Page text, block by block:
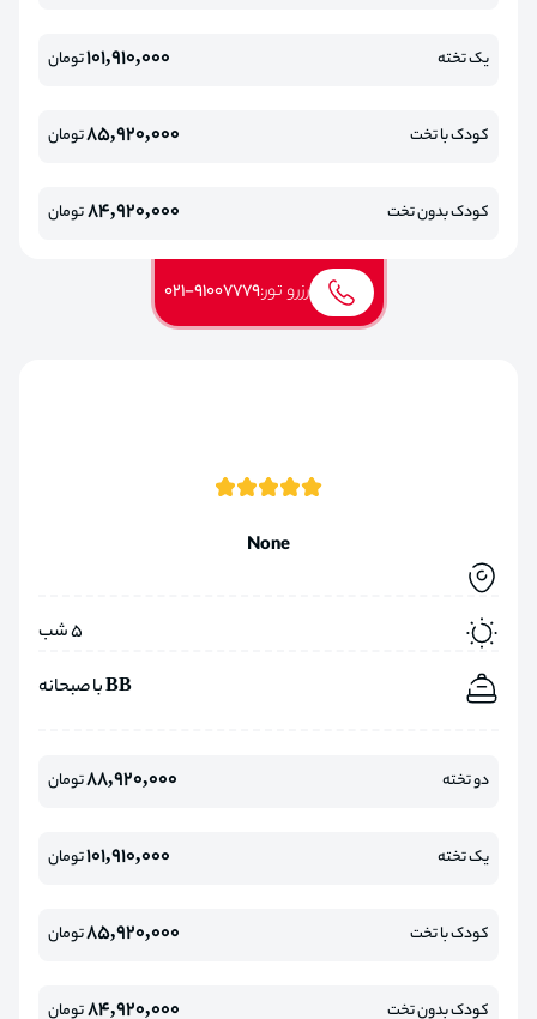
یک تخته 101,910,000تومان
کودک با تخت 85,920,000تومان
کودک بدون تخت 84,920,000تومان
رزرو تور:021-91007779
None
5 شب
BB با صبحانه
دو تخته 88,920,000تومان
یک تخته 101,910,000تومان
کودک با تخت 85,920,000تومان
کودک بدون تخت 84,920,000تومان